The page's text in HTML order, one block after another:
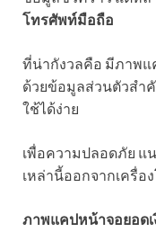
โทรศัพท์มือถือ
ที่น่ากังวลคือ มีภาพแ
ด้วยข้อมูลส่วนตัวสำ
ใช้ได้ง่าย
เพื่อความปลอดภัย แ
เหล่านี้ออกจากเครื่อง
ภาพแคปหน้าจอยอด